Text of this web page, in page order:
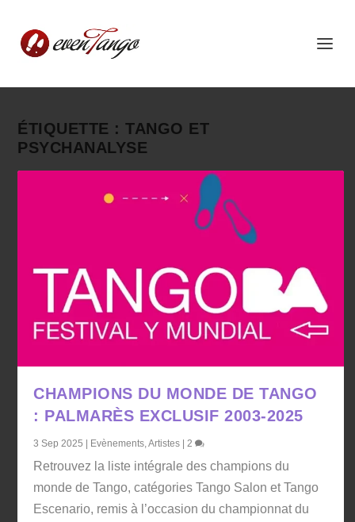
ÉTIQUETTE :TANGO ET
PSYCHANALYSE
CHAMPIONS DU MONDE DE TANGO
: PALMARÈS EXCLUSIF 2003-2025
3 Sep 2025 | Evènements ,Artistes | 2
Retrouvez la liste intégrale des champions du
monde de Tango, catégories Tango Salon et Tango
Escenario, remis à l’occasion du championnat du